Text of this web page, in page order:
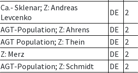
Ca.- Sklenar; Z: Andreas
Levcenko
DE 2
AGT-Population; Z: Ahrens DE 2
AGT Population; Z: Thein DE 2
Z: Merz DE 2
AGT-Population; Z: Schmidt DE 2